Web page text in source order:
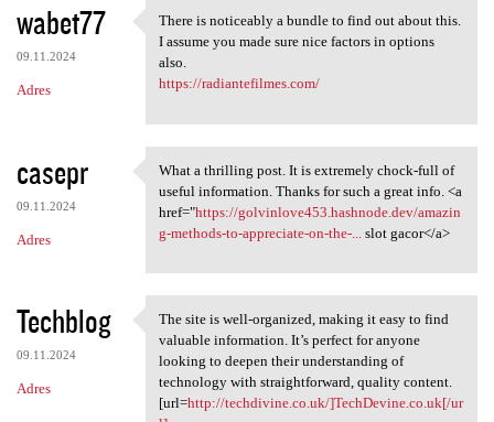
wabet77
09.11.2024
Adres
There is noticeably a bundle
There is noticeably a bundle to find out about this.
I assume you made sure nice factors in options
also.
https://radiantefilmes.com/
casepr
09.11.2024
Adres
What a thrilling post. It is
What a thrilling post. It is extremely chock-full of
useful information. Thanks for such a great info. <a
href="https://golvinlove453.hashnode.dev/amazin
g-methods-to-appreciate-on-the-...
slot gacor</a>
Techblog
09.11.2024
Adres
The site is well-organized,
The site is well-organized, making it easy to find
valuable information. It’s perfect for anyone
looking to deepen their understanding of
technology with straightforward, quality content.
[url=http://techdivine.co.uk/]TechDevine.co.uk[/ur